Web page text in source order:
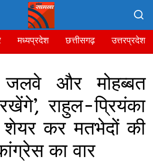
जलवे और मोहब्बत
राहुल-प्रियंका
शेयर कर मतभेदों की
का वार
मध्यप्रदेश छत्तीसगढ़ उत्तरप्रदेश